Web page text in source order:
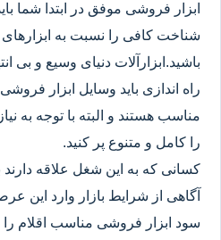
ابزار فروشی موفق در ابتدا شما
شناخت کافی را نسبت به
باشید.ابزارآلات دنیای وسیع و بی
راه اندازی باید وسایل ابزار
مناسب هستند و البته با توجه به
را کامل و متنوع پر کنید.
کسانی که به این شغل علاقه دارند
آگاهی از شرایط بازار وارد این
سود ابزار فروشی مناسب اقلام را